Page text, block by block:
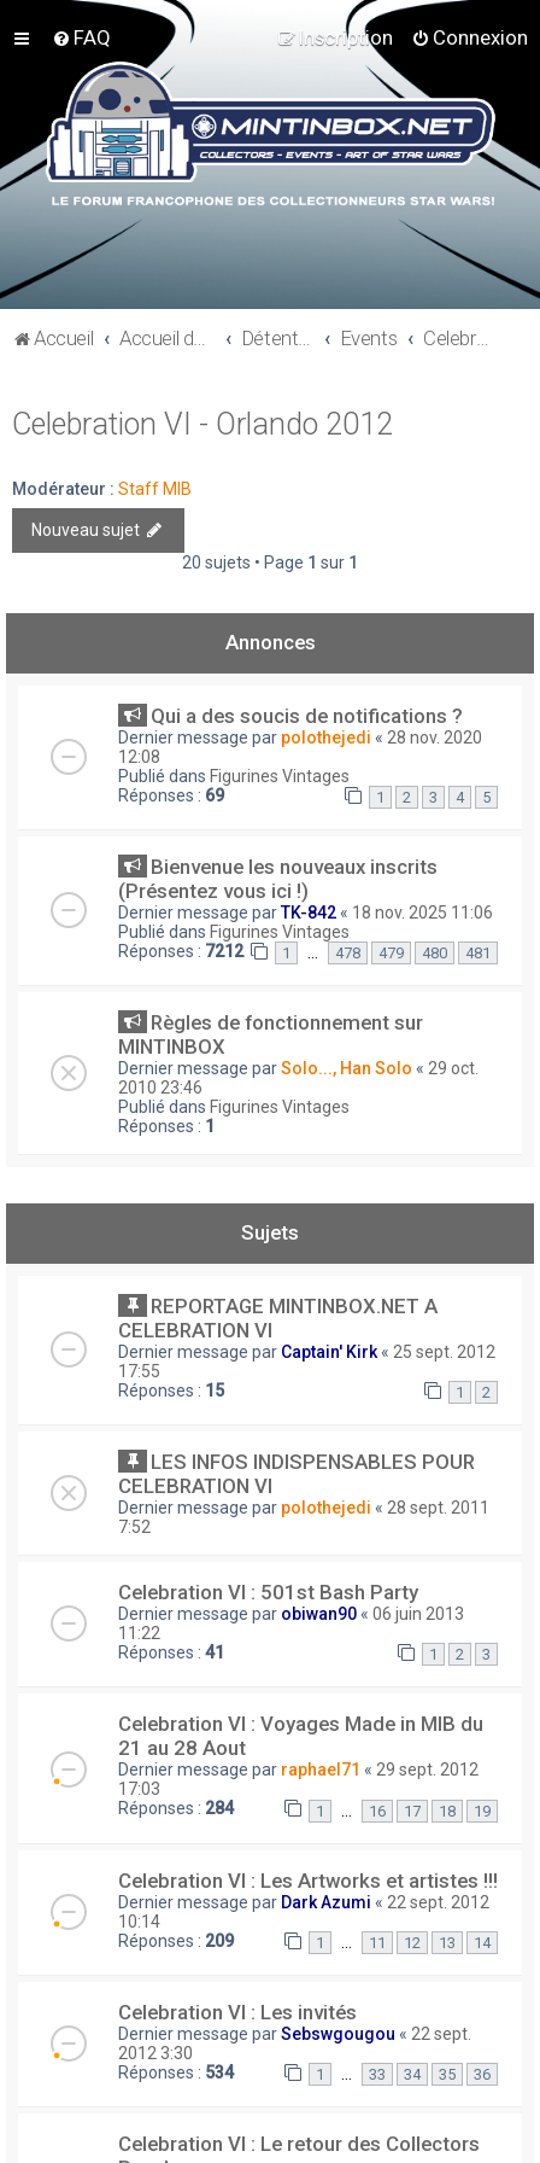
FAQ Connexion
Inscription
Accueil Accueil du forum Détente et communauté Mint In Box Events Celebration VI - Orlando 2012
Celebration VI - Orlando 2012
Modérateur : Staff MIB
Nouveau sujet
20 sujets • Page 1 sur 1
Annonces
Qui a des soucis de notifications ?
Dernier message par polothejedi « 28 nov. 2020
12:08
Publié dans Figurines Vintages
Réponses : 69 1 2 3 4 5
Bienvenue les nouveaux inscrits
(Présentez vous ici !)
Dernier message parTK-842 « 18 nov. 2025 11:06
Publié dans Figurines Vintages
Réponses : 7212 1 … 478 479 480 481
Règles de fonctionnement sur
MINTINBOX
Dernier message parSolo..., Han Solo « 29 oct.
2010 23:46
Publié dans Figurines Vintages
Réponses : 1
Sujets
REPORTAGE MINTINBOX.NET A
CELEBRATION VI
Dernier message par Captain' Kirk « 25 sept. 2012
17:55
Réponses : 15 1 2
LES INFOS INDISPENSABLES POUR
CELEBRATION VI
Dernier message par polothejedi « 28 sept. 2011
7:52
Celebration VI : 501st Bash Party
Dernier message par obiwan90 « 06 juin 2013
11:22
Réponses : 41 1 2 3
Celebration VI : Voyages Made in MIB du
21 au 28 Aout
Dernier message par raphael71 « 29 sept. 2012
17:03
Réponses : 284 1 16 17 18 19
Celebration VI : Les Artworks et artistes !!!
Dernier message par Dark Azumi « 22 sept. 2012
10:14
Réponses : 209 1 11 12 13 14
Celebration VI : Les invités
Dernier message parSebswgougou « 22 sept.
2012 3:30
Réponses : 534 1 33 34 35 36
Celebration VI : Le retour des Collectors